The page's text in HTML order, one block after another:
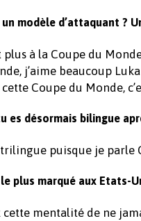
modèle d’attaquant ?
plus à la Coupe du
j’aime beaucoup
Coupe du Monde,
es désormais bilingue
puisque je parle
le plus marqué aux Etats-
cette mentalité de ne